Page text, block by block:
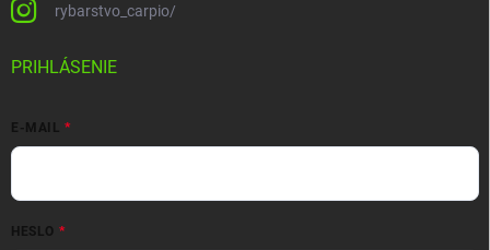
rybarstvo_carpio/
PRIHLÁSENIE
E-MAIL
HESLO